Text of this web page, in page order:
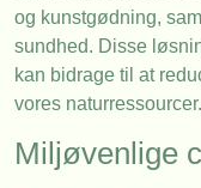
og kunstgødning,
sundhed. Disse
kan bidrage til at
vores naturressourcer.
Miljøvenlige